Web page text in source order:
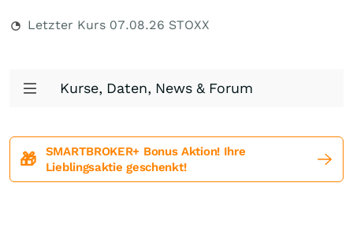
Letzter Kurs 07.08.26 STOXX
Kurse, Daten, News & Forum
🎁
SMARTBROKER+ Bonus Aktion! Ihre
Lieblingsaktie geschenkt!